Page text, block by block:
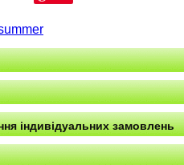
індивідуальних замовлень